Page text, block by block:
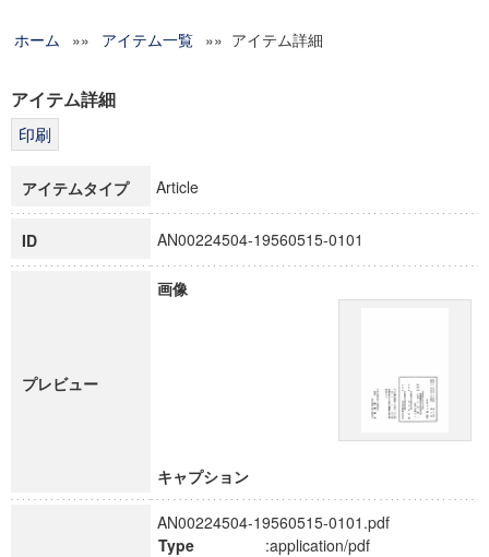
グローバルリサーチインスティテュート
科学研究費補助金研究成果報告書
博士課程教育リーディングプログラム「超成熟社会発展のサ
ホーム »» アイテム一覧 »» アイテム詳細
アイテム詳細
アイテムタイプ Article
ID AN00224504-19560515-0101
プレビュー
画像
キャプション
AN00224504-19560515-0101.pdf
Type
:application/pdf